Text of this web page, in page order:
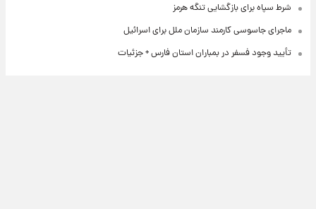
شرط سپاه برای بازگشایی تنگه هرمز
ماجرای جاسوسی کارمند سازمان ملل برای اسرائیل
تأیید وجود فسفر در بمباران استان فارس + جزئیات